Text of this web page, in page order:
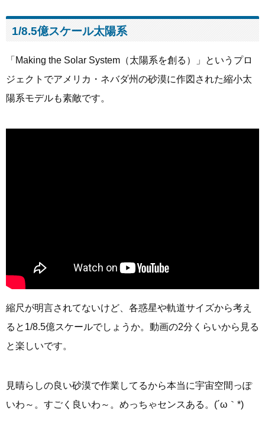
1/8.5億スケール太陽系
「Making the Solar System（太陽系を創る）」というプロ
ジェクトでアメリカ・ネバダ州の砂漠に作図された縮小太
陽系モデルも素敵です。
縮尺が明言されてないけど、各惑星や軌道サイズから考え
ると1/8.5億スケールでしょうか。動画の2分くらいから見る
と楽しいです。
見晴らしの良い砂漠で作業してるから本当に宇宙空間っぽ
いわ～。すごく良いわ～。めっちゃセンスある。(´ω｀*)